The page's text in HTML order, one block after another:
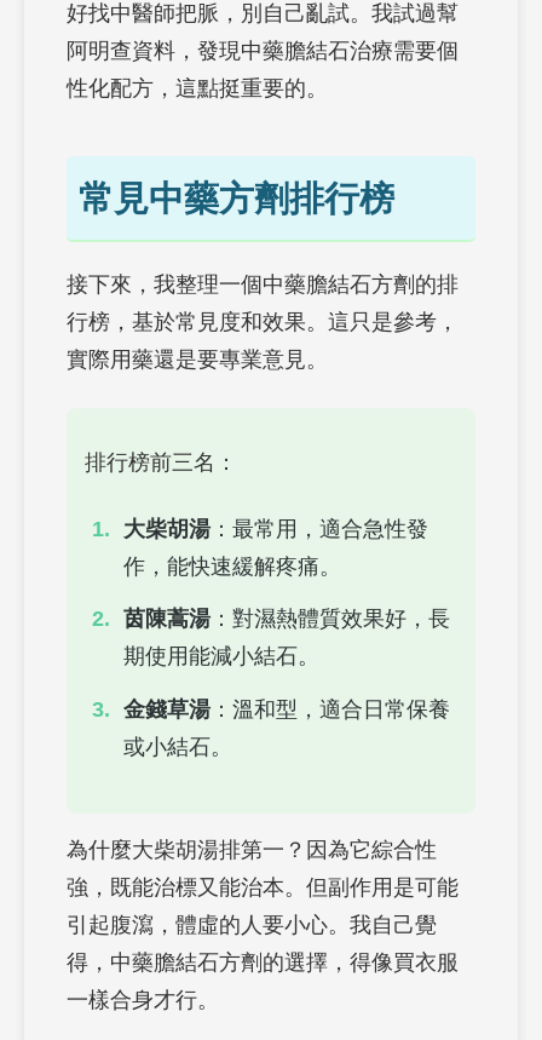
好找中醫師把脈，別自己亂試。我試過幫
阿明查資料，發現中藥膽結石治療需要個
性化配方，這點挺重要的。
常見中藥方劑排行榜
接下來，我整理一個中藥膽結石方劑的排
行榜，基於常見度和效果。這只是參考，
實際用藥還是要專業意見。
排行榜前三名：
大柴胡湯 ：最常用，適合急性發
作，能快速緩解疼痛。
茵陳蒿湯 ：對濕熱體質效果好，長
期使用能減小結石。
金錢草湯 ：溫和型，適合日常保養
或小結石。
為什麼大柴胡湯排第一？因為它綜合性
強，既能治標又能治本。但副作用是可能
引起腹瀉，體虛的人要小心。我自己覺
得，中藥膽結石方劑的選擇，得像買衣服
一樣合身才行。